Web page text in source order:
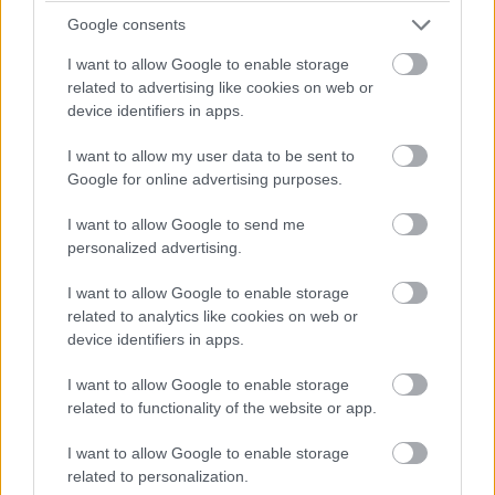
Google consents
I want to allow Google to enable storage
related to advertising like cookies on web or
device identifiers in apps.
I want to allow my user data to be sent to
Google for online advertising purposes.
I want to allow Google to send me
personalized advertising.
I want to allow Google to enable storage
related to analytics like cookies on web or
device identifiers in apps.
I want to allow Google to enable storage
related to functionality of the website or app.
I want to allow Google to enable storage
related to personalization.
forgandó
#lolita #csodálatos júlia
#mennyei királyság
#watchmen
Évadkritika: Győzelmi sorozat:
A Lakers dinasztia
felemelkedése 2. évad
Magic is back, baby!